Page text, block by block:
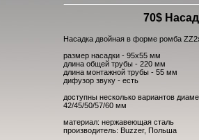
70$
Насадка двойная в форме ромба
размер насадки - 95х55 мм
длина общей трубы - 220 мм
длина монтажной трубы - 55 мм
дифузор звуку - есть
доступны несколько вариантов
42/45/50/57/60 мм
материал: нержавеющая сталь
производитель: Buzzer, Польша